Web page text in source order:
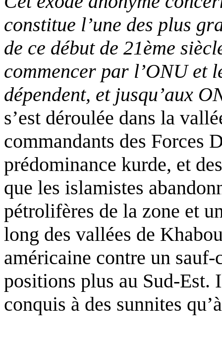
constitue l’une des plus
de ce début de 21ème
commencer par l’ONU et
dépendent, et jusqu’aux
s’est déroulée dans la
commandants des Forces
prédominance kurde, et
que les islamistes
pétrolifères de la zone et
long des vallées de
américaine contre un
positions plus au Sud-Est.
conquis à des sunnites